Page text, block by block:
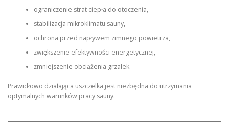
ograniczenie strat ciepła do otoczenia,
stabilizacja mikroklimatu sauny,
ochrona przed napływem zimnego powietrza,
zwiększenie efektywności energetycznej,
zmniejszenie obciążenia grzałek.
Prawidłowo działająca uszczelka jest niezbędna do utrzymania
optymalnych warunków pracy sauny.